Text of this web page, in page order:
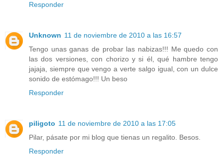
Responder
Unknown 11 de noviembre de 2010 a las 16:57
Tengo unas ganas de probar las nabizas!!! Me quedo con
las dos versiones, con chorizo y si él, qué hambre tengo
jajaja, siempre que vengo a verte salgo igual, con un dulce
sonido de estómago!!! Un beso
Responder
piligoto 11 de noviembre de 2010 a las 17:05
Pilar, pásate por mi blog que tienas un regalito. Besos.
Responder